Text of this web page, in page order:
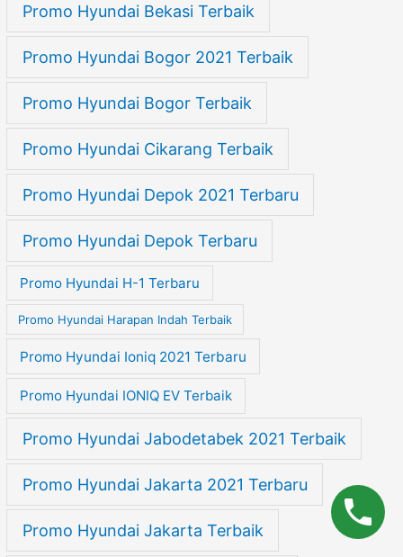
Promo Hyundai Bekasi Terbaik
Promo Hyundai Bogor 2021 Terbaik
Promo Hyundai Bogor Terbaik
Promo Hyundai Cikarang Terbaik
Promo Hyundai Depok 2021 Terbaru
Promo Hyundai Depok Terbaru
Promo Hyundai H-1 Terbaru
Promo Hyundai Harapan Indah Terbaik
Promo Hyundai Ioniq 2021 Terbaru
Promo Hyundai IONIQ EV Terbaik
Promo Hyundai Jabodetabek 2021 Terbaik
Promo Hyundai Jakarta 2021 Terbaru
Promo Hyundai Jakarta Terbaik